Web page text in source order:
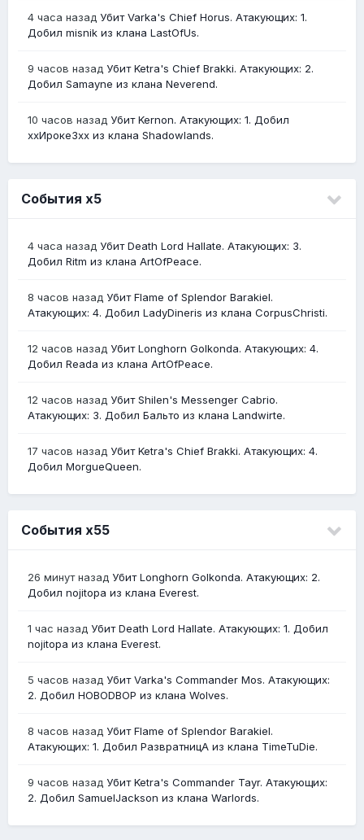
4 часа назад Убит Varka's Chief Horus. Атакующих: 1.
Добил misnik из клана LastOfUs.
9 часов назад Убит Ketra's Chief Brakki. Атакующих: 2.
Добил Samayne из клана Neverend.
10 часов назад Убит Kernon. Атакующих: 1. Добил
ххИрокеЗхх из клана Shadowlands.
События х5
4 часа назад Убит Death Lord Hallate. Атакующих: 3.
Добил Ritm из клана ArtOfPeace.
8 часов назад Убит Flame of Splendor Barakiel.
Атакующих: 4. Добил LadyDineris из клана CorpusChristi.
12 часов назад Убит Longhorn Golkonda. Атакующих: 4.
Добил Reada из клана ArtOfPeace.
12 часов назад Убит Shilen's Messenger Cabrio.
Атакующих: 3. Добил Бальто из клана Landwirte.
17 часов назад Убит Ketra's Chief Brakki. Атакующих: 4.
Добил MorgueQueen.
События х55
26 минут назад Убит Longhorn Golkonda. Атакующих: 2.
Добил nojitopa из клана Everest.
1 час назад Убит Death Lord Hallate. Атакующих: 1. Добил
nojitopa из клана Everest.
5 часов назад Убит Varka's Commander Mos. Атакующих:
2. Добил HOBODBOP из клана Wolves.
8 часов назад Убит Flame of Splendor Barakiel.
Атакующих: 1. Добил РазвратницА из клана TimeTuDie.
9 часов назад Убит Ketra's Commander Tayr. Атакующих:
2. Добил SamuelJackson из клана Warlords.